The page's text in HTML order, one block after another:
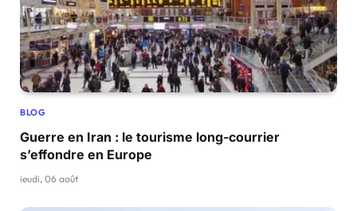
BLOG
Guerre en Iran : le tourisme long-courrier
s’effondre en Europe
jeudi, 06 août